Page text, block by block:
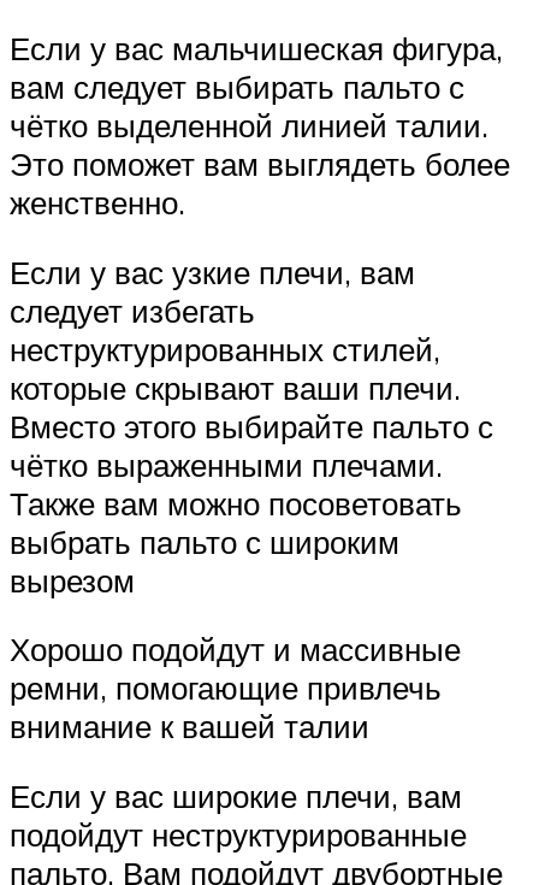
Если у вас мальчишеская фигура,
вам следует выбирать пальто с
чётко выделенной линией талии.
Это поможет вам выглядеть более
женственно.
Если у вас узкие плечи, вам
следует избегать
неструктурированных стилей,
которые скрывают ваши плечи.
Вместо этого выбирайте пальто с
чётко выраженными плечами.
Также вам можно посоветовать
выбрать пальто с широким
вырезом
Хорошо подойдут и массивные
ремни, помогающие привлечь
внимание к вашей талии
Если у вас широкие плечи, вам
подойдут неструктурированные
пальто. Вам подойдут двубортные